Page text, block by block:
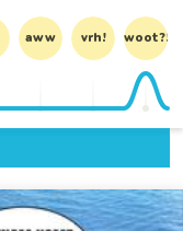
aww vrh! woot?!